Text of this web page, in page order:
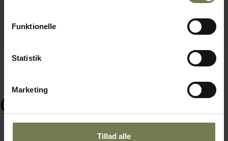
Funktionelle
Statistik
Marketing
Tillad alle
Ofte købt sammen med